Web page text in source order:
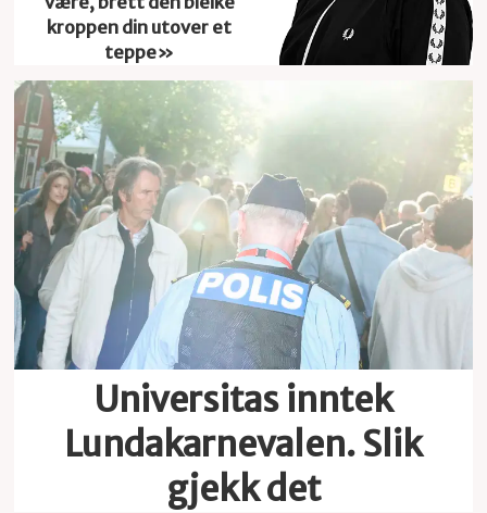
kroppen din utover et
teppe»
Universitas inntek
Lundakarnevalen. Slik
gjekk det